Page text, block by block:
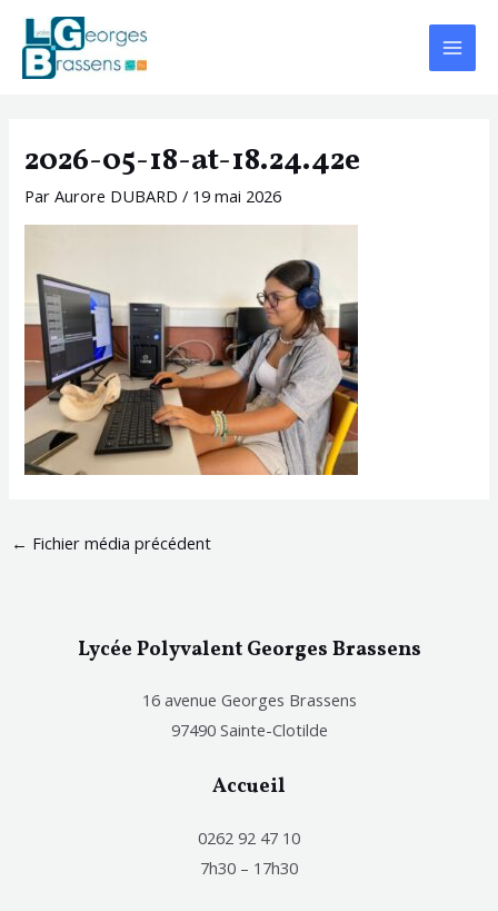
Aller
contenu
Main
Menu
2026-05-18-at-18.24.42e
ParAurore DUBARD/ 19 mai 2026
Navigation
des
articles
← Fichier média précédent
Lycée Polyvalent Georges Brassens
16 avenue Georges Brassens
97490 Sainte-Clotilde
Accueil
0262 92 47 10
7h30 – 17h30